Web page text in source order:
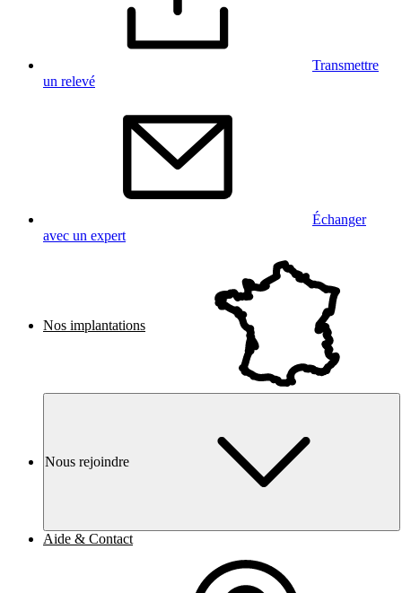
Transmettre
un relevé
Échanger
avec un expert
Nos implantations
Nous rejoindre
Aide & Contact